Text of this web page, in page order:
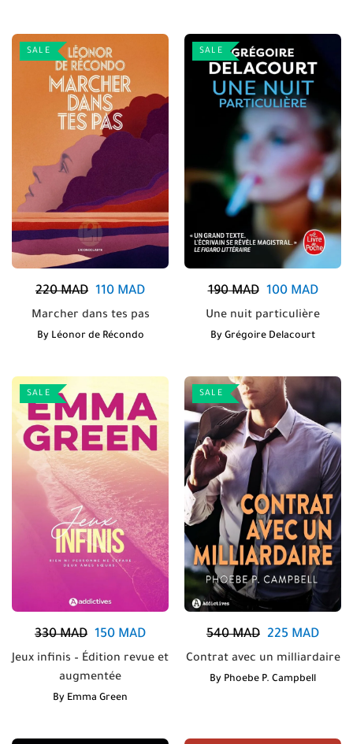
SALE
220MAD 110 MAD
Marcher dans tes pas
By Léonor de Récondo
SALE
190MAD 100MAD
Une nuit particulière
By Grégoire Delacourt
SALE
330MAD 150 MAD
Jeux infinis – Édition revue et
augmentée
By Emma Green
SALE
540MAD 225 MAD
Contrat avec un milliardaire
By Phoebe P. Campbell